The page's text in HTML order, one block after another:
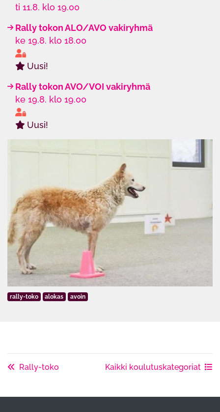
ti 11.8. klo 19.00
Rally tokon ALO/AVO vakiryhmä
ke 19.8. klo 18.00
Uusi!
Rally tokon AVO/VOI vakiryhmä
ke 19.8. klo 19.00
Uusi!
rally-toko alokas avoin
Rally-toko Kaikki koulutuskategoriat